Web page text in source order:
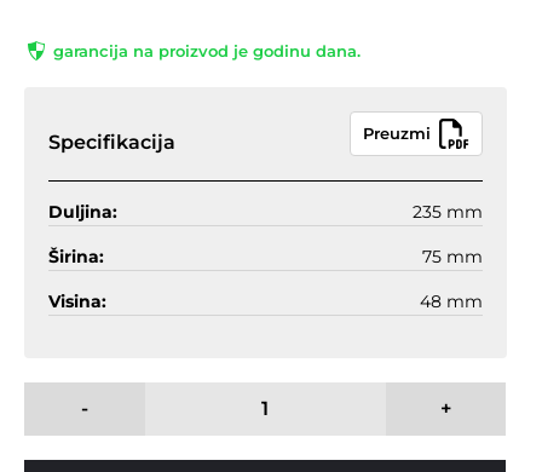
garancija na proizvod je godinu dana.
Specifikacija Preuzmi
Duljina: 235 mm
Širina: 75 mm
Visina: 48 mm
- +